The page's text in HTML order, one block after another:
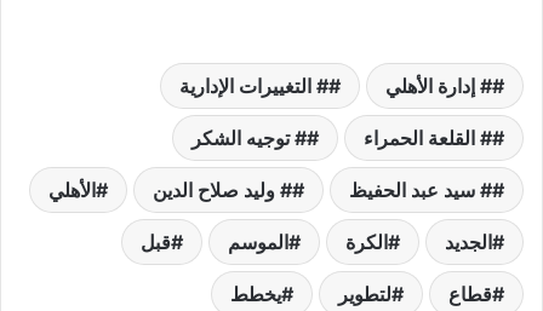
# إدارة الأهلي # التغييرات الإدارية
# القلعة الحمراء # توجيه الشكر
# سيد عبد الحفيظ # وليد صلاح الدين الأهلي
الجديد الكرة الموسم قبل
قطاع لتطوير يخطط